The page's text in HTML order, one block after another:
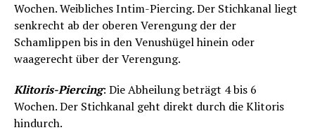
Wochen. Weibliches Intim-Piercing. Der Stichkanal liegt
senkrecht ab der oberen Verengung der der
Schamlippen bis in den Venushügel hinein oder
waagerecht über der Verengung.
Klitoris-Piercing: Die Abheilung beträgt 4 bis 6
Wochen. Der Stichkanal geht direkt durch die Klitoris
hindurch.